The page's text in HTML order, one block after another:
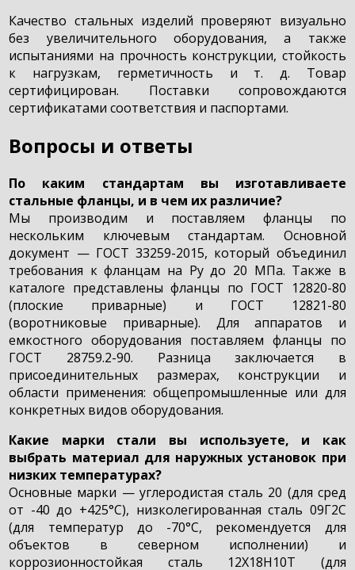
Качество стальных изделий проверяют визуально
без увеличительного оборудования, а также
испытаниями на прочность конструкции, стойкость
к нагрузкам, герметичность и т. д. Товар
сертифицирован. Поставки сопровождаются
сертификатами соответствия и паспортами.
Вопросы и ответы
По каким стандартам вы изготавливаете
стальные фланцы, и в чем их различие?
Мы производим и поставляем фланцы по
нескольким ключевым стандартам. Основной
документ — ГОСТ 33259-2015, который объединил
требования к фланцам на Ру до 20 МПа. Также в
каталоге представлены фланцы по ГОСТ 12820-80
(плоские приварные) и ГОСТ 12821-80
(воротниковые приварные). Для аппаратов и
емкостного оборудования поставляем фланцы по
ГОСТ 28759.2-90. Разница заключается в
присоединительных размерах, конструкции и
области применения: общепромышленные или для
конкретных видов оборудования.
Какие марки стали вы используете, и как
выбрать материал для наружных установок при
низких температурах?
Основные марки — углеродистая сталь 20 (для сред
от -40 до +425°С), низколегированная сталь 09Г2С
(для температур до -70°С, рекомендуется для
объектов в северном исполнении) и
коррозионностойкая сталь 12Х18Н10Т (для